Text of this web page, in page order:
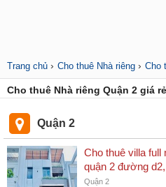
Trang chủ › Cho thuê Nhà riêng › Cho
Cho thuê Nhà riêng Quận 2 giá
Quận 2
Cho thuê villa full
quận 2 đường
trưng tây, quận 2
Quận 2